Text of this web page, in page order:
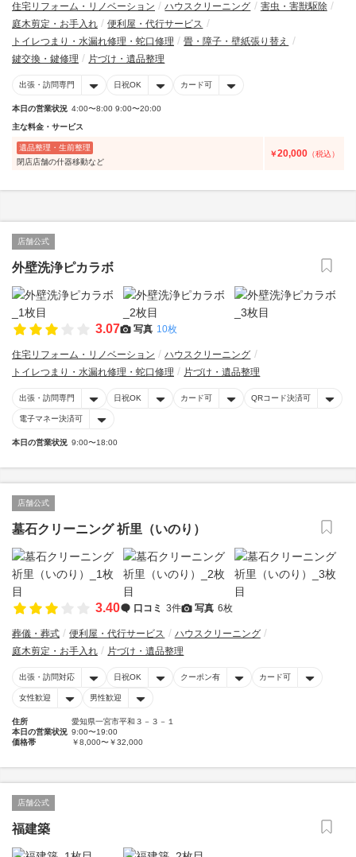
住宅リフォーム・リノベーション ハウスクリーニング
害虫・害獣駆除
庭木剪定・お手入れ
便利屋・代行サービス
トイレつまり・水漏れ修理・蛇口修理
畳・障子・壁紙張り替え
鍵交換・鍵修理
片づけ・遺品整理
出張・訪問専門 日祝OK カード可
本日の営業状況 4:00〜8:00 9:00〜20:00
主な料金・サービス
遺品整理・生前整理
閉店店舗の什器移動など
￥20,000 （税込）
店舗公式
外壁洗浄ピカラボ
3.07 写真 10枚
住宅リフォーム・リノベーション
ハウスクリーニング
トイレつまり・水漏れ修理・蛇口修理
片づけ・遺品整理
出張・訪問専門 日祝OK カード可 QRコード決済可
電子マネー決済可
本日の営業状況 9:00〜18:00
店舗公式
墓石クリーニング 祈里（いのり）
3.40 口コミ 3件 写真 6枚
葬儀・葬式 便利屋・代行サービス
ハウスクリーニング
庭木剪定・お手入れ
片づけ・遺品整理
出張・訪問対応 日祝OK クーポン有 カード可
女性歓迎 男性歓迎
住所
愛知県一宮市平和３－３－１
本日の営業状況 9:00〜19:00
価格帯
￥8,000〜￥32,000
店舗公式
福建築